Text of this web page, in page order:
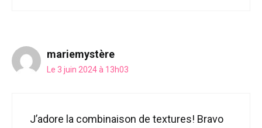
mariemystère
Le 3 juin 2024 à 13h03
J’adore la combinaison de textures! Bravo